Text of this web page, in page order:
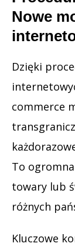
Nowe
Dzięki
commerce
To
towary lub
różnych
Kluczowe